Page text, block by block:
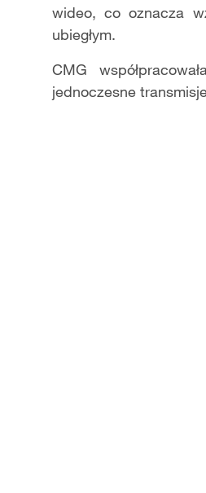
wideo, co oznacza
ubiegłym.
CMG
jednoczesne